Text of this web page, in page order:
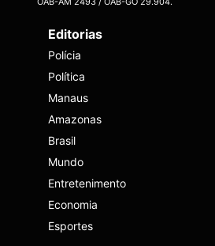
Editorias
Polícia
Política
Manaus
Amazonas
Brasil
Mundo
Entretenimento
Economia
Esportes